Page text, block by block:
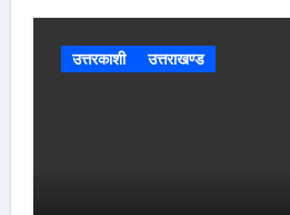
उत्तरकाशी उत्तराखण्ड